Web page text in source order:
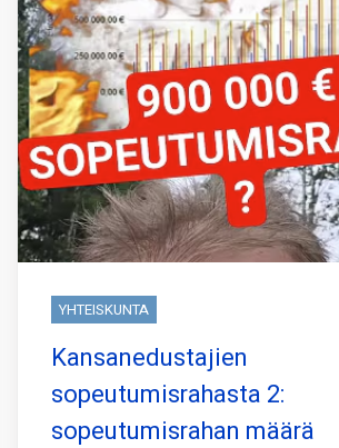
YHTEISKUNTA
Kansanedustajien
sopeutumisrahasta 2:
sopeutumisrahan määrä